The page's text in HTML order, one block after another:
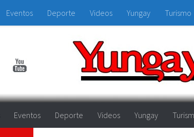
Eventos Deporte Videos Yungay Turismo
Eventos Deporte Videos Yungay